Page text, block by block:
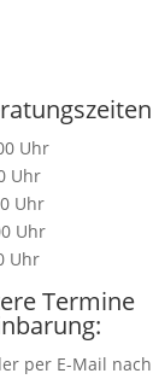
Uhr
Uhr
Uhr
Uhr
Uhr
Termine
per E-Mail nach